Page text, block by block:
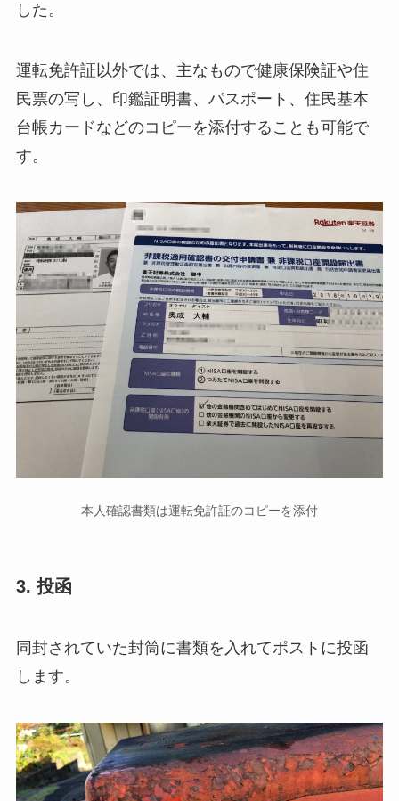
した。
運転免許証以外では、主なもので健康保険証や住
民票の写し、印鑑証明書、パスポート、住民基本
台帳カードなどのコピーを添付することも可能で
す。
本人確認書類は運転免許証のコピーを添付
3. 投函
同封されていた封筒に書類を入れてポストに投函
します。